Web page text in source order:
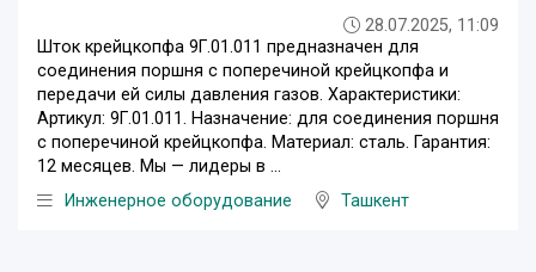
28.07.2025, 11:09
Шток крейцкопфа 9Г.01.011 предназначен для
соединения поршня с поперечиной крейцкопфа и
передачи ей силы давления газов. Характеристики:
Артикул: 9Г.01.011. Назначение: для соединения поршня
с поперечиной крейцкопфа. Материал: сталь. Гарантия:
12 месяцев. Мы — лидеры в ...
Инженерное оборудование
Ташкент